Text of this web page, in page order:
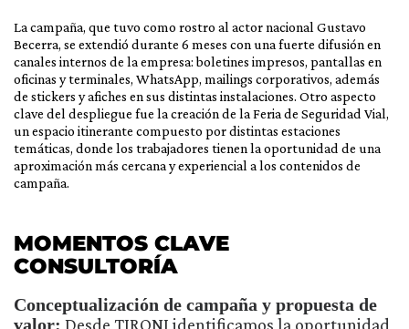
La campaña, que tuvo como rostro al actor nacional Gustavo
Becerra, se extendió durante 6 meses con una fuerte difusión en
canales internos de la empresa: boletines impresos, pantallas en
oficinas y terminales, WhatsApp, mailings corporativos, además
de stickers y afiches en sus distintas instalaciones. Otro aspecto
clave del despliegue fue la creación de la Feria de Seguridad Vial,
un espacio itinerante compuesto por distintas estaciones
temáticas, donde los trabajadores tienen la oportunidad de una
aproximación más cercana y experiencial a los contenidos de
campaña.
MOMENTOS CLAVE
CONSULTORÍA
Conceptualización de campaña y propuesta de
valor: Desde TIRONI identificamos la oportunidad